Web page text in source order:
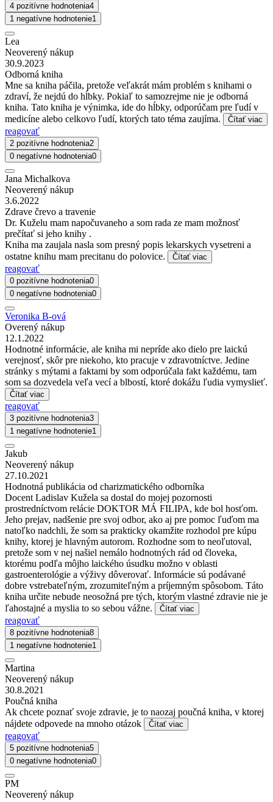
4 pozitívne hodnotenia4
1 negatívne hodnotenie1
Lea
Neoverený nákup
30.9.2023
Odborná kniha
Mne sa kniha páčila, pretože veľakrát mám problém s knihami o
zdraví, že nejdú do hĺbky. Pokiaľ to samozrejme nie je odborná
kniha. Tato kniha je výnimka, ide do hĺbky, odporúčam pre ľudí v
medicíne alebo celkovo ľudí, ktorých tato téma zaujíma.
Čítať viac
reagovať
2 pozitívne hodnotenia2
0 negatívne hodnotenia0
Jana Michalkova
Neoverený nákup
3.6.2022
Zdrave črevo a travenie
Dr. Kuželu mam napočuvaneho a som rada ze mam možnosť
prečítať si jeho knihy .
Kniha ma zaujala nasla som presný popis lekarskych vysetreni a
ostatne knihu mam precitanu do polovice.
Čítať viac
reagovať
0 pozitívne hodnotenia0
0 negatívne hodnotenia0
Veronika B-ová
Overený nákup
12.1.2022
Hodnotné informácie, ale kniha mi nepríde ako dielo pre laickú
verejnosť, skôr pre niekoho, kto pracuje v zdravotníctve. Jedine
stránky s mýtami a faktami by som odporúčala fakt každému, tam
som sa dozvedela veľa vecí a blbostí, ktoré dokážu ľudia vymyslieť.
Čítať viac
reagovať
3 pozitívne hodnotenia3
1 negatívne hodnotenie1
Jakub
Neoverený nákup
27.10.2021
Hodnotná publikácia od charizmatického odborníka
Docent Ladislav Kužela sa dostal do mojej pozornosti
prostredníctvom relácie DOKTOR MÁ FILIPA, kde bol hosťom.
Jeho prejav, nadšenie pre svoj odbor, ako aj pre pomoc ľuďom ma
natoľko nadchli, že som sa prakticky okamžite rozhodol pre kúpu
knihy, ktorej je hlavným autorom. Rozhodne som to neoľutoval,
pretože som v nej našiel nemálo hodnotných rád od človeka,
ktorému podľa môjho laického úsudku možno v oblasti
gastroenterológie a výživy dôverovať. Informácie sú podávané
dobre vstrebateľným, zrozumiteľným a príjemným spôsobom. Táto
kniha určite nebude neosožná pre tých, ktorým vlastné zdravie nie je
ľahostajné a myslia to so sebou vážne.
Čítať viac
reagovať
8 pozitívne hodnotenia8
1 negatívne hodnotenie1
Martina
Neoverený nákup
30.8.2021
Poučná kniha
Ak chcete poznať svoje zdravie, je to naozaj poučná kniha, v ktorej
nájdete odpovede na mnoho otázok
Čítať viac
reagovať
5 pozitívne hodnotenia5
0 negatívne hodnotenia0
PM
Neoverený nákup